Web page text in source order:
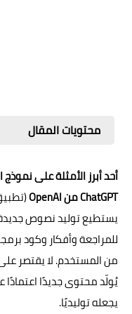
محتويات المقال
أحد أبرز الأمثلة على
ChatGPT من OpenAI
يستطيع توليد نصوص
للمراجعة وأفكار وكود
من المستخدم. لا يقتصر
يُولّد محتوى جديدًا اعتمادًا
يجعله توليديًا.